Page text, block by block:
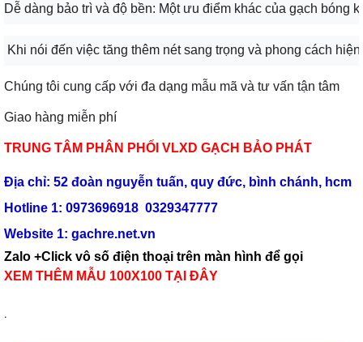
Dễ dàng bảo trì và độ bền: Một ưu điểm khác của gạch bóng
Khi nói đến việc tăng thêm nét sang trọng và phong cách
Chúng tôi cung cấp với đa dạng mẫu mã và tư vấn tận tâm
Giao hàng miễn phí
TRUNG TÂM PHÂN PHỐI VLXD GẠCH BẢO PHÁT
Địa chỉ: 52 đoàn nguyễn tuấn, quy đức, bình chánh, hcm
Hotline 1: 0973696918 0329347777
Website 1: gachre.net.vn
Zalo +Click vô số điện thoại trên màn hình để gọi
XEM THÊM MẪU 100X100 TẠI ĐÂY
.